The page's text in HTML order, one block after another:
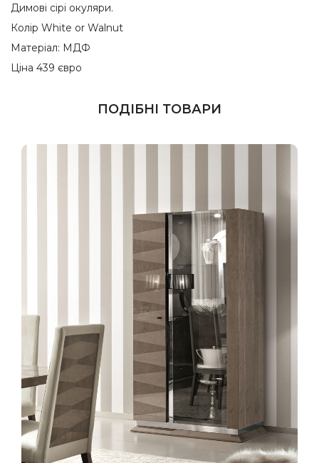
Димові сірі окуляри.
Колір White or Walnut
Матеріал: МДФ
Ціна 439 євро
ПОДІБНІ ТОВАРИ